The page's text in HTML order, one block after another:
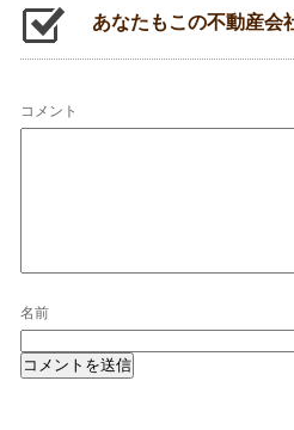
あなたもこの不動産会
コメント
名前